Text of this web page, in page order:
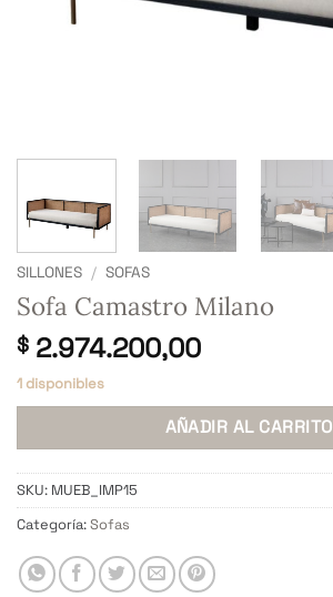
SILLONES / SOFAS
Sofa Camastro Milano
$ 2.974.200,00
1 disponibles
AÑADIR AL CARRITO
SKU: MUEB_IMP15
Categoría:Sofas